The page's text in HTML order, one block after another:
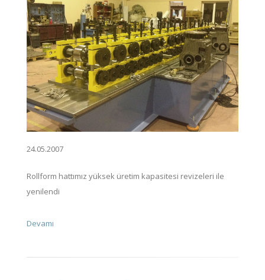
24.05.2007
Rollform hattımız yüksek üretim kapasitesi revizeleri ile
yenilendi
Devamı